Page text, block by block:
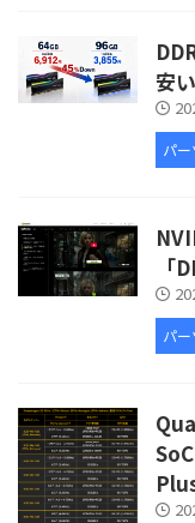
安
パ
「
パ